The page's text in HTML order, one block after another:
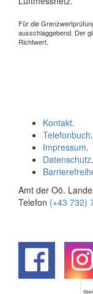
Für die
ausschlaggebend. Der
Richtwert.
Kontakt.
Telefonbuch.
Impressum.
Datenschutz.
Amt der Oö.
Telefon (+43 732)